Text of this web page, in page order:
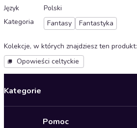
Język
Polski
Kategoria
Fantasy Fantastyka
Kolekcje, w których znajdziesz ten produkt:
Opowieści celtyckie
Kategorie
Pomoc